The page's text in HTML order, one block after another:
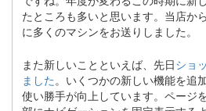
たところも多いと思います。当店か
に多くのマシンをお送りしました。
また新しいことといえば、先日ショ
ました。いくつかの新しい機能を追
使い勝手が向上しています。ページ